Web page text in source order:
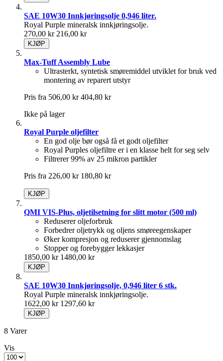
SAE 10W30 Innkjøringsolje 0,946 liter.
Royal Purple mineralsk innkjøringsolje.
270,00 kr 216,00 kr
KJØP
Max-Tuff Assembly Lube
Ultrasterkt, syntetisk smøremiddel utviklet for bruk ved
montering av reparert utstyr
Pris fra 506,00 kr 404,80 kr
Ikke på lager
Royal Purple oljefilter
En god olje bør også få et godt oljefilter
Royal Purples oljefiltre er i en klasse helt for seg selv
Filtrerer 99% av 25 mikron partikler
Pris fra 226,00 kr 180,80 kr
KJØP
QMI VIS-Plus, oljetilsetning for slitt motor (500 ml)
Reduserer oljeforbruk
Forbedrer oljetrykk og oljens smøreegenskaper
Øker kompresjon og reduserer gjennomslag
Stopper og forebygger lekkasjer
1850,00 kr 1480,00 kr
KJØP
SAE 10W30 Innkjøringsolje, 0,946 liter 6 stk.
Royal Purple mineralsk innkjøringsolje.
1622,00 kr 1297,60 kr
KJØP
8 Varer
Vis